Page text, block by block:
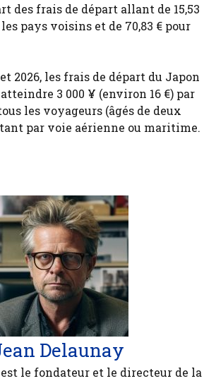
des frais de départ allant de 15,53
les pays voisins et de 70,83 € pour
2026, les frais de départ du Japon
3 000 ¥ (environ 16 €) par
les voyageurs (âgés de deux
par voie aérienne ou maritime.
Delaunay
le fondateur et le directeur de la